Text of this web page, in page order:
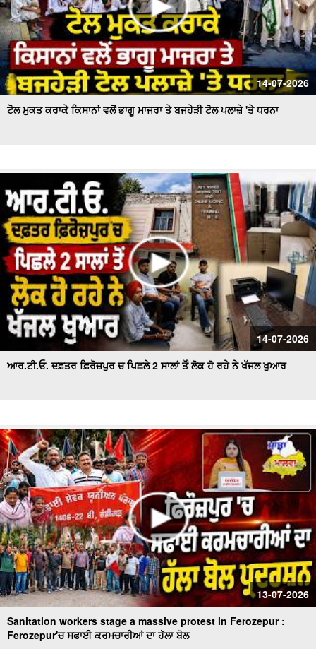
14-07-2026
ਟੋਲ ਮੁਕਤ ਕਰਾਕੇ ਕਿਸਾਨਾਂ ਵਲੋਂ ਭਾਗੂ ਮਾਜਰਾ ਤੇ ਬਜਹੇੜੀ ਟੋਲ ਪਲਾਜ਼ੇ 'ਤੇ ਧਰਨਾ
14-07-2026
ਆਰ.ਟੀ.ਓ. ਦਫ਼ਤਰ ਫ਼ਿਰੋਜ਼ਪੁਰ ਚ ਪਿਛਲੇ 2 ਸਾਲਾਂ ਤੋੰ ਲੋਕ ਹੋ ਰਹੇ ਨੇ ਖੱਜਲ ਖੁਆਰ
13-07-2026
Sanitation workers stage a massive protest in Ferozepur :
Ferozepur'ਚ ਸਫਾਈ ਕਰਮਚਾਰੀਆਂ ਦਾ ਹੱਲਾ ਬੋਲ